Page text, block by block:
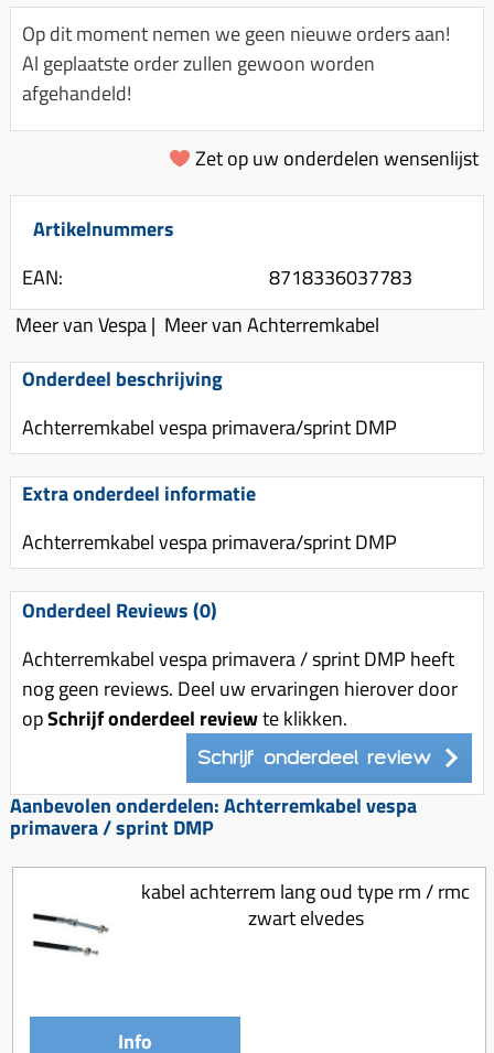
Spanningsregelaar
Toerenbegrenzer
Remlichtschakelaar
Luchtfilter (delen)
Luchtfilter deksel
Motor blokken
Membraan (delen)
Pakking (sets)
Schakel (delen)
Sproeiers
Spruitstuk (delen)
Uitlaten compleet
Uitlaat (delen)
Uitlaat bocht
Radiateur (delen)
Waterpomp (delen)
V-snaren
Variorolsets
Pulley
Variokit
Voor tandwielen
Origineel zuigers
Tomos opvoeren (kits)
Koppeling trekveer
Km teller kabel
Kickstart deksel
Kickstart ronsel
Schokbrekers
Spiegels
Stuurschakelaar
Stuur (delen)
Remblokken
Rem (delen)
Remgrepen en remhendels
Remhevels
Remklauw (delen)
Remschijven
Voorvork
Wiel (delen)
Standaard
Kickstart (delen)
Kinderzitje (scooter)
Olie-onderhoudsmiddelen
Oppakbeugel
Scooterhoezen
Scooter Kleding
Stickers
Stuurslot
Regenkleding
Rugsteun
Vespa accessoires
Windschermen
Accessoires overig
Gereedschap
Op dit moment nemen we geen nieuwe orders aan!
Al geplaatste order zullen gewoon worden
afgehandeld!
Zet op uw onderdelen wensenlijst
Artikelnummers
EAN:
8718336037783
Meer van Vespa| Meer van Achterremkabel
Onderdeel beschrijving
Achterremkabel vespa primavera/sprint DMP
Extra onderdeel informatie
Achterremkabel vespa primavera/sprint DMP
Onderdeel Reviews (0)
Achterremkabel vespa primavera / sprint DMP heeft
nog geen reviews. Deel uw ervaringen hierover door
opSchrijf onderdeel reviewte klikken.
Schrijf onderdeel review
Aanbevolen onderdelen: Achterremkabel vespa
primavera / sprint DMP
kabel achterrem lang oud type rm / rmc
zwart elvedes
Info